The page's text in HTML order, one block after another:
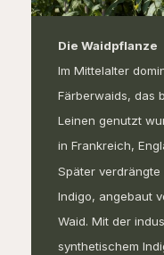
Die Waidpflanze
Im Mittelalter
Färberwaids, das
Leinen genutzt
in Frankreich,
Später verdrängte
Indigo, angebaut
Waid. Mit der
synthetischem